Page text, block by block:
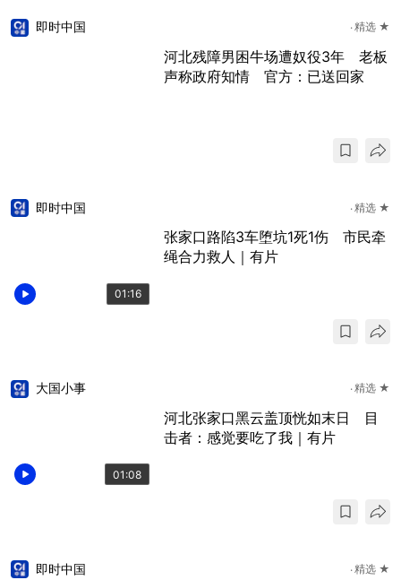
即时中国 精选 ★
河北残障男困牛场遭奴役3年 老板
声称政府知情 官方：已送回家
01:16
即时中国 精选 ★
张家口路陷3车堕坑1死1伤 市民牵
绳合力救人｜有片
01:08
大国小事 精选 ★
河北张家口黑云盖顶恍如末日 目
击者：感觉要吃了我｜有片
即时中国 精选 ★